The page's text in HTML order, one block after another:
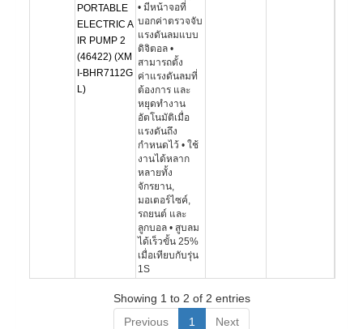
PORTABLE
ELECTRIC A
IR PUMP 2
(46422) (XM
I-BHR7112G
L)
• มีหน้าจอที่
บอกค่าตรวจจับ
แรงดันลมแบบ
ดิจิตอล •
สามารถตั้ง
ค่าแรงดันลมที่
ต้องการ และ
หยุดทำงาน
อัตโนมัติเมื่อ
แรงดันถึง
กำหนดไว้ • ใช้
งานได้หลาก
หลายทั้ง
จักรยาน,
มอเตอร์ไซค์,
รถยนต์ และ
ลูกบอล • สูบลม
ได้เร็วขั้น 25%
เมื่อเทียบกับรุ่น
1S
Showing 1 to 2 of 2 entries
Previous
1 Next